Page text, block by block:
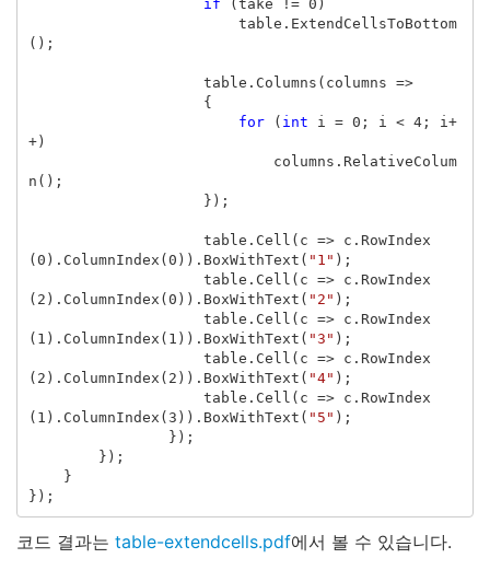
if ( take != 0 )
table . ExtendCellsToBottom
();
table . Columns ( columns =>
{
for
( int i = 0 ; i < 4; i +
+)
columns . RelativeColum
n ();
});
table . Cell ( c => c . RowIndex
( 0 ). ColumnIndex ( 0 )). BoxWithText ( "1" );
table . Cell ( c => c . RowIndex
( 2 ). ColumnIndex ( 0 )). BoxWithText ( "2" );
table . Cell ( c => c . RowIndex
( 1 ). ColumnIndex ( 1 )). BoxWithText ( "3" );
table . Cell ( c => c . RowIndex
( 2 ). ColumnIndex ( 2 )). BoxWithText ( "4" );
table . Cell ( c => c . RowIndex
( 1 ). ColumnIndex ( 3 )). BoxWithText ( "5" );
});
});
}
});
코드 결과는 table-extendcells.pdf에서 볼 수 있습니다.